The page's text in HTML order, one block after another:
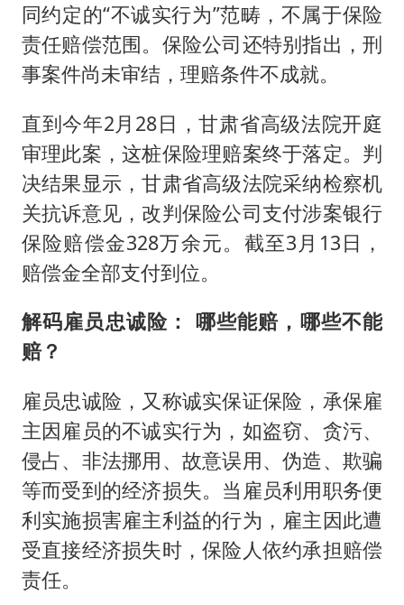
同约定的“不诚实行为”范畴，不属于保险
责任赔偿范围。保险公司还特别指出，刑
事案件尚未审结，理赔条件不成就。
直到今年2月28日，甘肃省高级法院开庭
审理此案，这桩保险理赔案终于落定。判
决结果显示，甘肃省高级法院采纳检察机
关抗诉意见，改判保险公司支付涉案银行
保险赔偿金328万余元。截至3月13日，
赔偿金全部支付到位。
解码雇员忠诚险： 哪些能赔，哪些不能
赔？
雇员忠诚险，又称诚实保证保险，承保雇
主因雇员的不诚实行为，如盗窃、贪污、
侵占、非法挪用、故意误用、伪造、欺骗
等而受到的经济损失。当雇员利用职务便
利实施损害雇主利益的行为，雇主因此遭
受直接经济损失时，保险人依约承担赔偿
责任。